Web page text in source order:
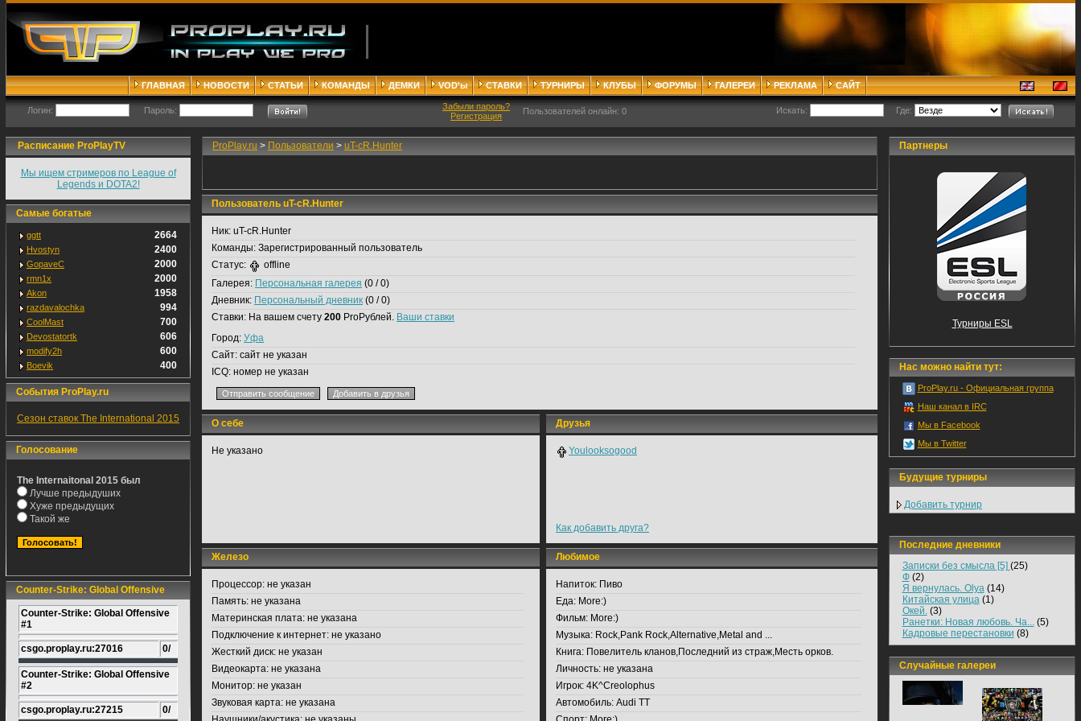
ГЛАВНАЯ НОВОСТИ СТАТЬИ КОМАНДЫ ДЕМКИ VOD'ы СТАВКИ ТУРНИРЫ КЛУБЫ ФОРУМЫ ГАЛЕРЕИ РЕКЛАМА САЙТ
Логин: Пароль:
Забыли пароль?
Регистрация
Пользователей онлайн: 0 Искать: Где:
Расписание ProPlayTV
Мы ищем стримеров по League of
Legends и DOTA2!
Самые богатые
ggtt 2664
Hvostyn 2400
GopaveC 2000
rmn1x 2000
Akon 1958
razdavalochka 994
CoolMast 700
Devostatortk 606
modify2h 600
Boevik 400
События ProPlay.ru
Сезон ставок The International 2015
Голосование
The Internaitonal 2015 был
Лучше предыдуших
Хуже предыдущих
Такой же
Counter-Strike: Global Offensive
Counter-Strike: Global Offensive
#1
csgo.proplay.ru:27016 0/
Counter-Strike: Global Offensive
#2
csgo.proplay.ru:27215 0/
ProPlay.ru > Пользователи > uT-cR.Hunter
Пользователь uT-cR.Hunter
Ник: uT-cR.Hunter
Команды: Зарегистрированный пользователь
Статус:
offline
Галерея: Персональная галерея (0 / 0)
Дневник: Персональный дневник (0 / 0)
Ставки: На вашем счету 200 ProРублей. Ваши ставки
Город: Уфа
Сайт: сайт не указан
ICQ: номер не указан
О себе
Не указано
Друзья
Youlooksogood
Как добавить друга?
Железо
Процессор: не указан
Память: не указана
Материнская плата: не указана
Подключение к интернет: не указано
Жесткий диск: не указан
Видеокарта: не указана
Монитор: не указан
Звуковая карта: не указана
Любимое
Напиток: Пиво
Еда: More:)
Фильм: More:)
Музыка: Rock,Pank Rock,Alternative,Metal and ...
Книга: Повелитель кланов,Последний из страж,Месть орков.
Личность: не указана
Игрок: 4K^Creolophus
Автомобиль: Audi TT
Партнеры
Турниры ESL
Нас можно найти тут:
ProPlay.ru - Официальная группа
Наш канал в IRC
Мы в Facebook
Мы в Twitter
Будущие турниры
Добавить турнир
Последние дневники
Записки без смысла [5] (25)
Ф(2)
Я вернулась. Olya(14)
Китайская улица(1)
Окей.(3)
Ранетки: Новая любовь. Ча...(5)
Кадровые перестановки (8)
Случайные галереи